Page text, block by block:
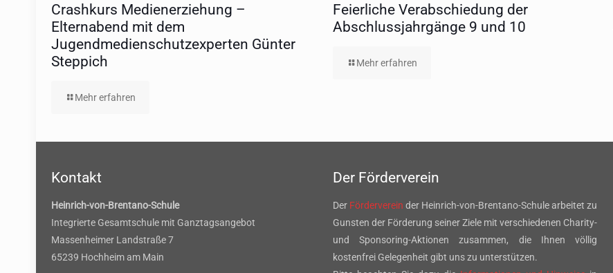
Crashkurs Medienerziehung –
Elternabend mit dem
Jugendmedienschutzexperten Günter
Steppich
Mehr erfahren
Feierliche Verabschiedung der
Abschlussjahrgänge 9 und 10
Mehr erfahren
Kontakt
Heinrich-von-Brentano-Schule
Integrierte Gesamtschule mit Ganztagsangebot
Massenheimer Landstraße 7
65239 Hochheim am Main
Der Förderverein
Der Förderverein der Heinrich-von-Brentano-Schule arbeitet zu
Gunsten der Förderung seiner Ziele mit verschiedenen Charity-
und Sponsoring-Aktionen zusammen, die Ihnen völlig
kostenfrei Gelegenheit gibt uns zu unterstützen.